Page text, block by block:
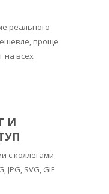
реального
проще
на всех
И
с коллегами
SVG, GIF